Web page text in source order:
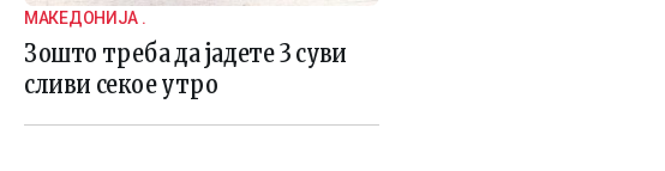
МАКЕДОНИЈА .
Зошто треба да јадете 3 суви
сливи секое утро